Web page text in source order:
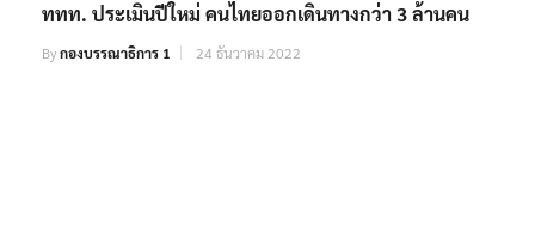
ททท. ประเมินปีใหม่ คนไทยออกเดินทางกว่า 3 ล้านคน
Byกองบรรณาธิการ 1 24 ธันวาคม 2022